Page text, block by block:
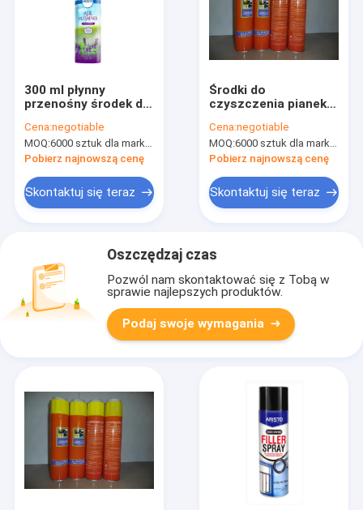
300 ml płynny
przenośny środek do
Odświeżacz do
tkanin SGS
Cena:negotiable
MOQ:6000 sztuk dla marki Aristo, 15000 sztuk dla marki klienta;
Pobierz najnowszą cenę
Skontaktuj się teraz
Środki do
czyszczenia pianek w
domowym
Cena:negotiable
MOQ:6000 sztuk dla marki Aristo, 15000 sztuk dla marki klienta
Pobierz najnowszą cenę
Skontaktuj się teraz
Oszczędzaj czas
Pozwól nam skontaktować się z Tobą w
sprawie najlepszych produktów.
Podaj swoje wymagania